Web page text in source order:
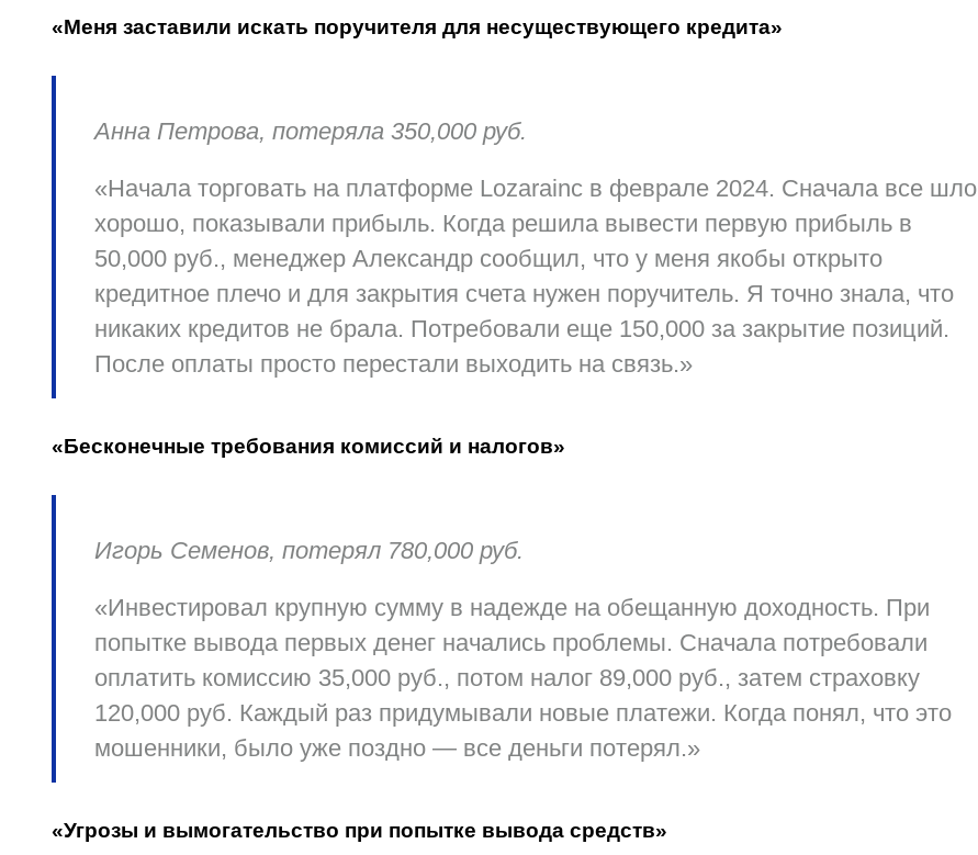
«Меня заставили искать поручителя для несуществующего кредита»
Анна Петрова, потеряла 350,000 руб.
«Начала торговать на платформе Lozarainc в феврале 2024. Сначала все шло
хорошо, показывали прибыль. Когда решила вывести первую прибыль в
50,000 руб., менеджер Александр сообщил, что у меня якобы открыто
кредитное плечо и для закрытия счета нужен поручитель. Я точно знала, что
никаких кредитов не брала. Потребовали еще 150,000 за закрытие позиций.
После оплаты просто перестали выходить на связь.»
«Бесконечные требования комиссий и налогов»
Игорь Семенов, потерял 780,000 руб.
«Инвестировал крупную сумму в надежде на обещанную доходность. При
попытке вывода первых денег начались проблемы. Сначала потребовали
оплатить комиссию 35,000 руб., потом налог 89,000 руб., затем страховку
120,000 руб. Каждый раз придумывали новые платежи. Когда понял, что это
мошенники, было уже поздно — все деньги потерял.»
«Угрозы и вымогательство при попытке вывода средств»